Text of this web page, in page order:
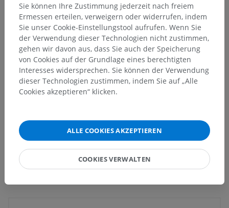
Muskeln des Kopfes> Innere Ohrmuskeln >
Großer Ohrleistenmuskel
Darunterliegende Strukturen:Für dieses anatomische
Teil gibt es keine zugehörigen Strukturen
Anatomie des Menschen 1
Anatomie des Menschen
Übersetzungen
Sie können Ihre Zustimmung jederzeit nach freiem
Ermessen erteilen, verweigern oder widerrufen, indem
Sie unser Cookie-Einstellungstool aufrufen. Wenn Sie
der Verwendung dieser Technologien nicht zustimmen,
gehen wir davon aus, dass Sie auch der Speicherung
von Cookies auf der Grundlage eines berechtigten
Interesses widersprechen. Sie können der Verwendung
dieser Technologien zustimmen, indem Sie auf „Alle
Cookies akzeptieren“ klicken.
ALLE COOKIES AKZEPTIEREN
COOKIES VERWALTEN